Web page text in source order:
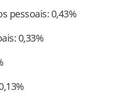
pessoais: 0,43%
0,33%